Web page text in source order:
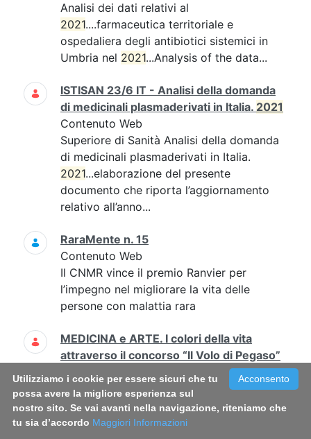
Analisi dei dati relativi al
2021....farmaceutica territoriale e
ospedaliera degli antibiotici sistemici in
Umbria nel 2021...Analysis of the data...
ISTISAN 23/6 IT - Analisi della domanda
di medicinali plasmaderivati in Italia. 2021
Contenuto Web
Superiore di Sanità Analisi della domanda
di medicinali plasmaderivati in Italia.
2021...elaborazione del presente
documento che riporta l’aggiornamento
relativo all’anno...
RaraMente n. 15
Contenuto Web
Il CNMR vince il premio Ranvier per
l’impegno nel migliorare la vita delle
persone con malattia rara
MEDICINA e ARTE. I colori della vita
attraverso il concorso “Il Volo di Pegaso”
Contenuto Web
2021-02-23 non previsti Amalia Egle
Gentile, Antonella Sanseverino, Angela
Ruocco...angela.ruocco@iss.it; l'evento si
Acconsento
Utilizziamo i cookie per essere sicuri che tu
possa avere la migliore esperienza sul
nostro sito. Se vai avanti nella navigazione, riteniamo che
tu sia d’accordo Maggiori Informazioni